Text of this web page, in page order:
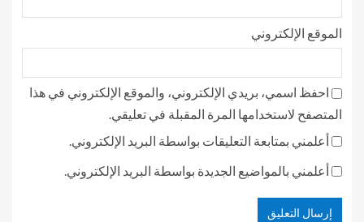
الموقع الإلكتروني
احفظ اسمي، بريدي الإلكتروني، والموقع الإلكتروني في هذا
المتصفح لاستخدامها المرة المقبلة في تعليقي.
أعلمني بمتابعة التعليقات بواسطة البريد الإلكتروني.
أعلمني بالمواضيع الجديدة بواسطة البريد الإلكتروني.